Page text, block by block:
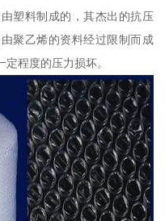
塑料制成的，其杰出的抗压
聚乙烯的资料经过限制而成
程度的压力损坏。